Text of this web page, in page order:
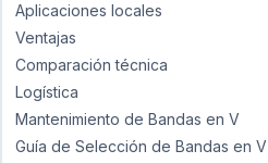
Aplicaciones locales
Ventajas
Comparación técnica
Logística
Mantenimiento de Bandas en V
Guía de Selección de Bandas en V